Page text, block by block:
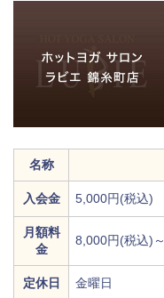
名称
入会金 5,000円(税込)
月額料
金
8,000円(税込)～
定休日 金曜日